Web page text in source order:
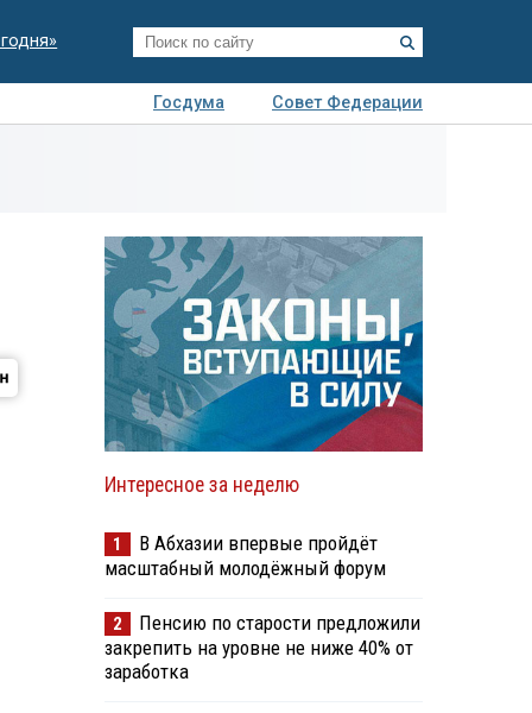
Госдума
Совет Федерации
Интересное за неделю
1
В Абхазии впервые пройдёт
масштабный молодёжный форум
2
Пенсию по старости предложили
закрепить на уровне не ниже 40% от
заработка